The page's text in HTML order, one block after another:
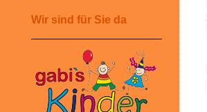
Wir sind für Sie da